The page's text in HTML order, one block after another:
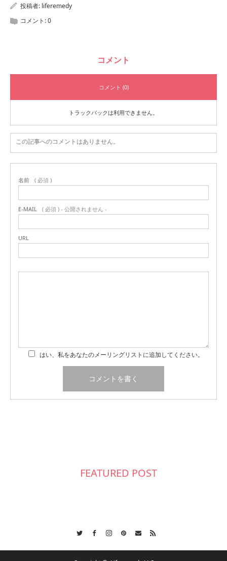
投稿者: liferemedy
コメント:0
コメント
コメント (0)
トラックバックは利用できません。
この記事へのコメントはありません。
名前 ( 必須 )
E-MAIL ( 必須 ) - 公開されません -
URL
はい、私をあなたのメーリングリストに追加してください。
FEATURED POST